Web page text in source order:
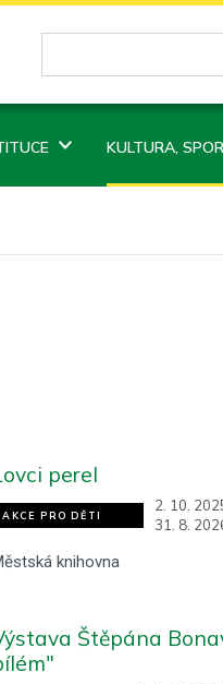
KULTURA,
AKCE PRO DĚTI
2. 10.
31. 8.
perel
knihovna
Štěpána